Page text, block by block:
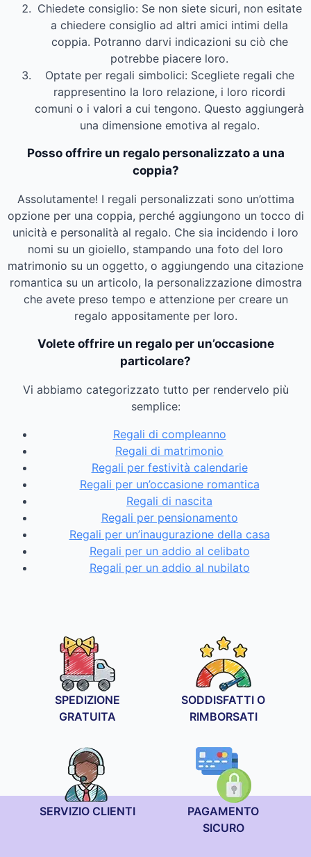
Chiedete consiglio: Se non siete sicuri, non esitate
a chiedere consiglio ad altri amici intimi della
coppia. Potranno darvi indicazioni su ciò che
potrebbe piacere loro.
Optate per regali simbolici: Scegliete regali che
rappresentino la loro relazione, i loro ricordi
comuni o i valori a cui tengono. Questo aggiungerà
una dimensione emotiva al regalo.
Posso offrire un regalo personalizzato a una
coppia?
Assolutamente! I regali personalizzati sono un’ottima
opzione per una coppia, perché aggiungono un tocco di
unicità e personalità al regalo. Che sia incidendo i loro
nomi su un gioiello, stampando una foto del loro
matrimonio su un oggetto, o aggiungendo una citazione
romantica su un articolo, la personalizzazione dimostra
che avete preso tempo e attenzione per creare un
regalo appositamente per loro.
Volete offrire un regalo per un’occasione
particolare?
Vi abbiamo categorizzato tutto per rendervelo più
semplice:
Regali di compleanno
Regali di matrimonio
Regali per festività calendarie
Regali per un’occasione romantica
Regali di nascita
Regali per pensionamento
Regali per un’inaugurazione della casa
Regali per un addio al celibato
Regali per un addio al nubilato
SPEDIZIONE
GRATUITA
SODDISFATTI O
RIMBORSATI
SERVIZIO CLIENTI
PAGAMENTO
SICURO